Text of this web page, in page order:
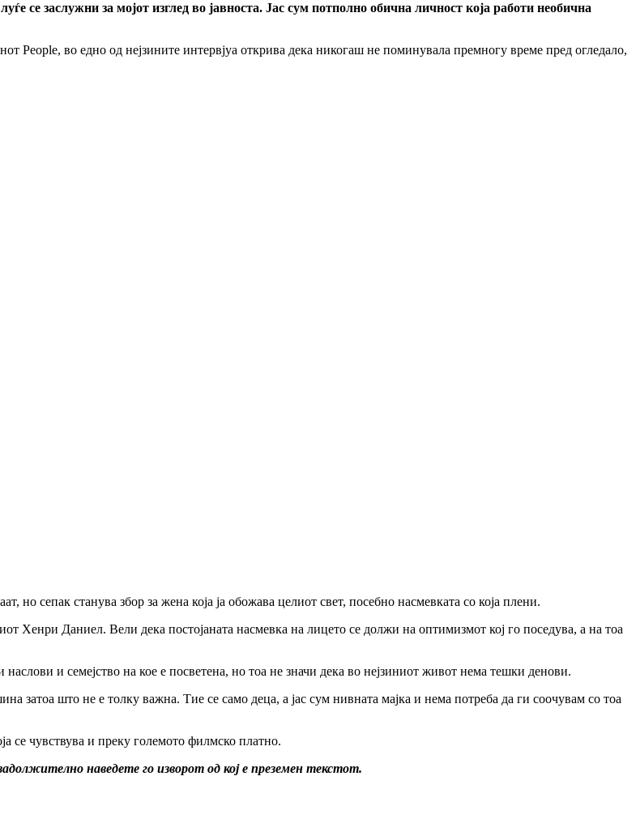
се заслужни за мојот изглед во јавноста. Јас сум потполно обична личност која работи необична
People, во едно од нејзините интервјуа открива дека никогаш не поминувала премногу време пред огледало,
но сепак станува збор за жена која ја обожава целиот свет, посебно насмевката со која плени.
Хенри Даниел. Вели дека постојаната насмевка на лицето се должи на оптимизмот кој го поседува, а на тоа
и семејство на кое е посветена, но тоа не значи дека во нејзиниот живот нема тешки денови.
затоа што не е толку важна. Тие се само деца, а јас сум нивната мајка и нема потреба да ги соочувам со тоа
се чувствува и преку големото филмско платно.
наведете го изворот од кој е преземен текстот.